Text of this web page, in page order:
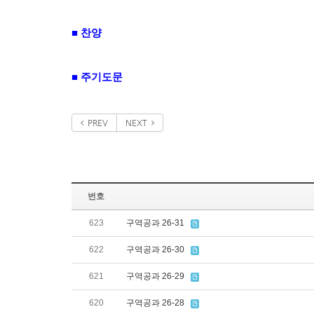
■ 찬양
■ 주기도문
PREV NEXT
번호
623 구역공과 26-31
622 구역공과 26-30
621 구역공과 26-29
620 구역공과 26-28